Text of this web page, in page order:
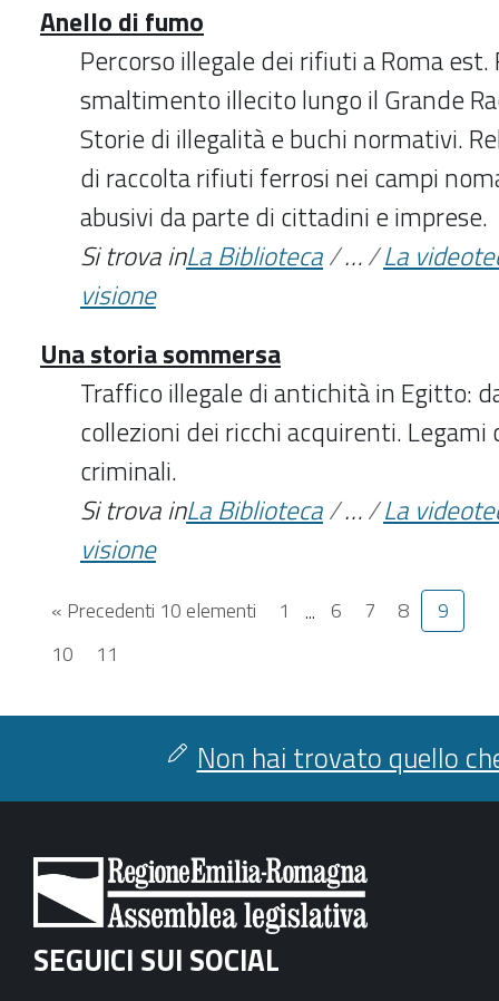
Anello di fumo
Percorso illegale dei rifiuti a Roma est.
smaltimento illecito lungo il Grande
Storie di illegalità e buchi normativi.
di raccolta rifiuti ferrosi nei campi
abusivi da parte di cittadini e imprese.
Si trova inLa Biblioteca/…/La
visione
Una storia sommersa
Traffico illegale di antichità in Egitto:
collezioni dei ricchi acquirenti.
criminali.
Si trova inLa Biblioteca/…/La
visione
« Precedenti 10 elementi 1 ... 6 7 8
9
10
11
Non hai trovato quello
SEGUICI SUI SOCIAL